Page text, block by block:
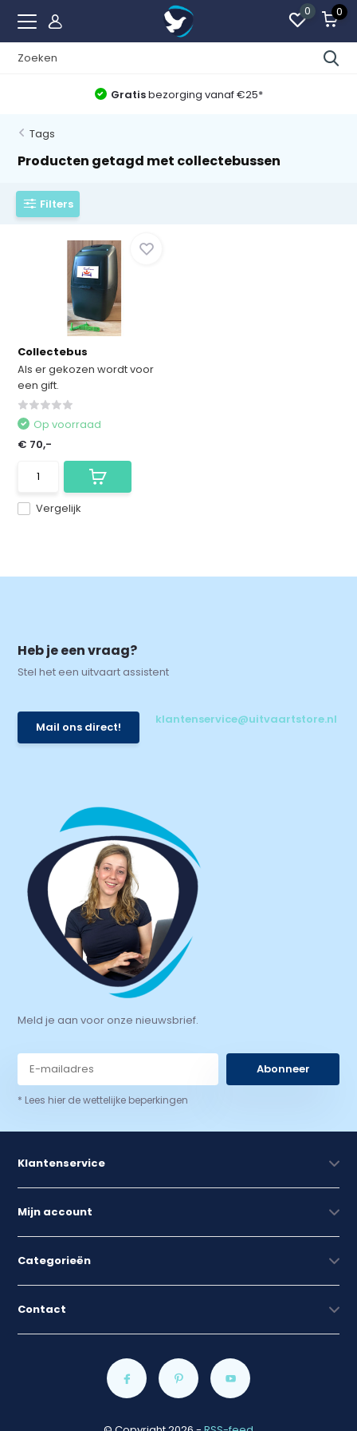
0 0
Gratisbezorging vanaf €25*
Tags
Producten getagd met collectebussen
Filters
Collectebus
Als er gekozen wordt voor
een gift.
Vergelijk
Op voorraad
€ 70,-
Heb je een vraag?
Stel het een uitvaart assistent
Mail ons direct!
klantenservice@uitvaartstore.nl
Meld je aan voor onze nieuwsbrief.
Abonneer
* Lees hier de wettelijke beperkingen
Klantenservice
Mijn account
Categorieën
Contact